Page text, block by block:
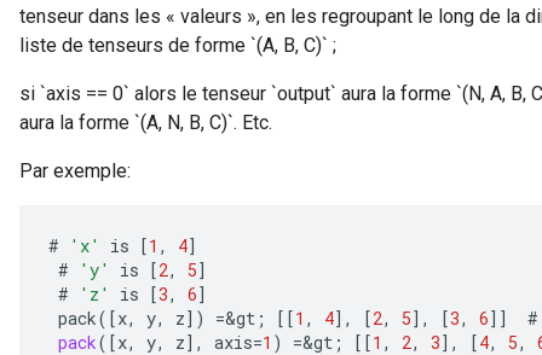
tenseur dans les « valeurs », en les regroupant le long de la
liste de tenseurs de forme `(A, B, C)` ;
si `axis == 0` alors le tenseur `output` aura la forme `(N, A, B,
aura la forme `(A, N, B, C)`. Etc.
Par exemple:
# 'x' is [1 , 4]
#
'y' is [2, 5]
#
'z' is [3, 6]
pack( [x, y, z] ) =&gt ; [[1 , 4] , [2, 5] , [3, 6]]
#
pack( [x, y, z] , axis=1 ) =&gt ; [[1 , 2, 3] , [4, 5,